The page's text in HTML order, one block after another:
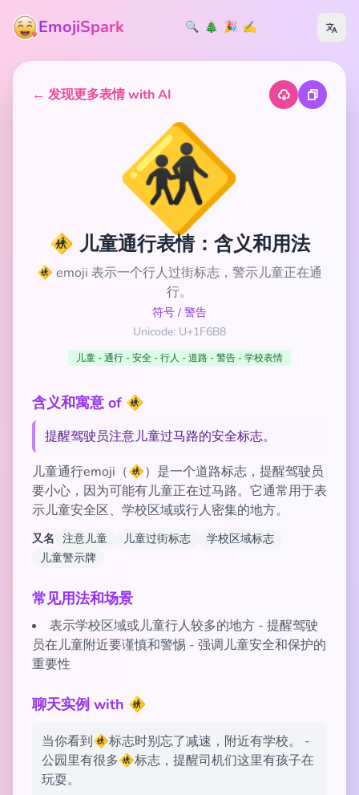
EmojiSpark 🔍 🎄 🎉 ✍️
← 发现更多表情 with AI
🚸
🚸 儿童通行表情：含义和用法
🚸 emoji 表示一个行人过街标志，警示儿童正在通
行。
符号 / 警告
Unicode: U+1F6B8
儿童 - 通行 - 安全 - 行人 - 道路 - 警告 - 学校表情
含义和寓意 of 🚸
提醒驾驶员注意儿童过马路的安全标志。
儿童通行emoji（🚸）是一个道路标志，提醒驾驶员
要小心，因为可能有儿童正在过马路。它通常用于表
示儿童安全区、学校区域或行人密集的地方。
又名 注意儿童 儿童过街标志
学校区域标志
儿童警示牌
常见用法和场景
表示学校区域或儿童行人较多的地方 - 提醒驾驶
员在儿童附近要谨慎和警惕 - 强调儿童安全和保护的
重要性
聊天实例 with 🚸
当你看到🚸标志时别忘了减速，附近有学校。 -
公园里有很多🚸标志，提醒司机们这里有孩子在
玩耍。